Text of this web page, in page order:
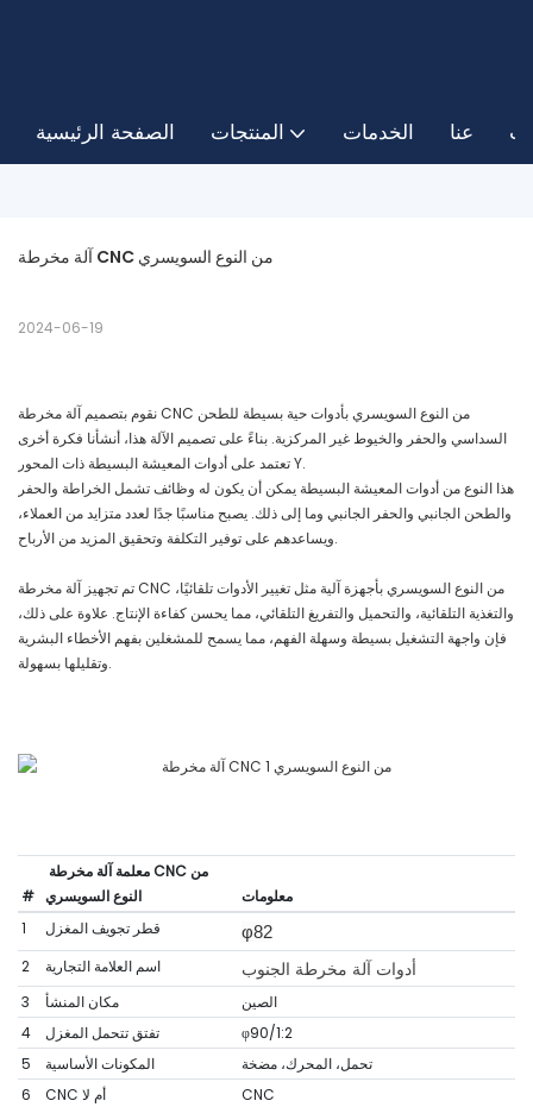
الصفحة الرئيسية المنتجات الخدمات عنا
آلة مخرطة CNC من النوع السويسري
2024-06-19
نقوم بتصميم آلة مخرطة CNC من النوع السويسري بأدوات حية بسيطة للطحن
السداسي والحفر والخيوط غير المركزية. بناءً على تصميم الآلة هذا، أنشأنا فكرة أخرى
تعتمد على أدوات المعيشة البسيطة ذات المحور Y.
هذا النوع من أدوات المعيشة البسيطة يمكن أن يكون له وظائف تشمل الخراطة والحفر
والطحن الجانبي والحفر الجانبي وما إلى ذلك. يصبح مناسبًا جدًا لعدد متزايد من العملاء،
ويساعدهم على توفير التكلفة وتحقيق المزيد من الأرباح.
تم تجهيز آلة مخرطة CNC من النوع السويسري بأجهزة آلية مثل تغيير الأدوات تلقائيًا،
والتغذية التلقائية، والتحميل والتفريغ التلقائي، مما يحسن كفاءة الإنتاج. علاوة على ذلك،
فإن واجهة التشغيل بسيطة وسهلة الفهم، مما يسمح للمشغلين بفهم الأخطاء البشرية
وتقليلها بسهولة.
# النوع السويسري
معلومات
1
قطر تجويف المغزل
φ82
2
اسم العلامة التجارية أدوات آلة مخرطة الجنوب
3 مكان المنشأ
الصين
4
تفتق تتحمل المغزل
φ90/1:2
5
المكونات الأساسية
تحمل، المحرك، مضخة
6
CNC أم لا
CNC